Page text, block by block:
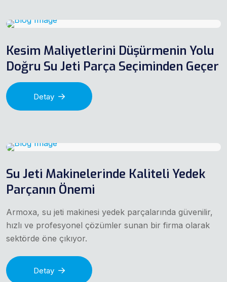
Kesim Maliyetlerini Düşürmenin Yolu
Doğru Su Jeti Parça Seçiminden Geçer
Detay
Su Jeti Makinelerinde Kaliteli Yedek
Parçanın Önemi
Armoxa, su jeti makinesi yedek parçalarında güvenilir,
hızlı ve profesyonel çözümler sunan bir firma olarak
sektörde öne çıkıyor.
Detay